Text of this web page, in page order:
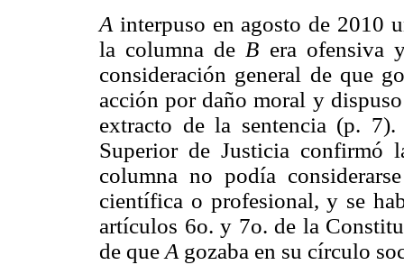
A interpuso en agosto de 2010
la columna de B era ofensiva
consideración general de que
acción por daño moral y
extracto de la sentencia (p.
Superior de Justicia confirmó
columna no podía
científica o profesional, y se
artículos 6o. y 7o. de la
de que A gozaba en su círculo